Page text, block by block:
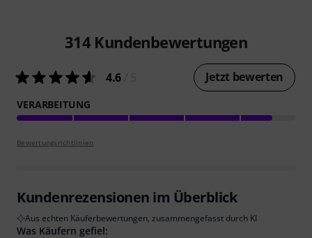
314 Kundenbewertungen
4.6 Jetzt bewerten
VERARBEITUNG
Bewertungsrichtlinien
Kundenrezensionen im Überblick
Aus echten Käuferbewertungen, zusammengefasst durch KI
Was Käufern gefiel: